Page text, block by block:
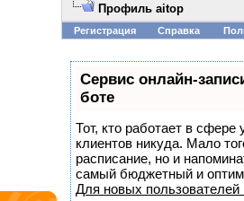
Профиль aitop
Регистрация Справка
Сервис онлайн-
боте
Тот, кто работает в сфере
клиентов никуда. Мало
расписание, но и
самый бюджетный и
Для новых пользователей